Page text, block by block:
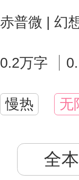
赤普微 | 幻
0.2万字
慢热 无
全